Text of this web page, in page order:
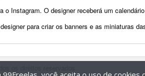
receberá um calendário editorial já pronto, com
os banners e as miniaturas das minhas aulas, que serão disponibilizadas em uma área de